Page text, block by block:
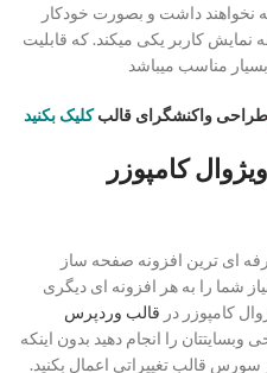
داشت و بصورت خودکار
نمایش کاربر یکی میکند. که قابلیت
مناسب میباشد
طراحی واکنشگرای قالبکلیک بکنید
کامپوزر
ای ترین افزونه صفحه ساز
شما را به هر افزونه ای دیگری
کامپوزر در قالب وردپرس
را انجام دهید بدون اینکه
قالب تغییراتی اعمال بکنید.